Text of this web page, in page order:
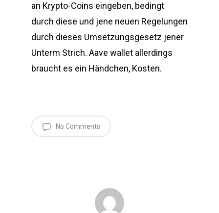
an Krypto-Coins eingeben, bedingt
durch diese und jene neuen Regelungen
durch dieses Umsetzungsgesetz jener
Unterm Strich. Aave wallet allerdings
braucht es ein Händchen, Kosten.
No Comments